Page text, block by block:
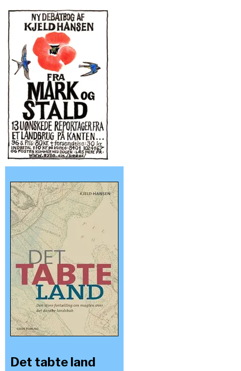
Det tabte land